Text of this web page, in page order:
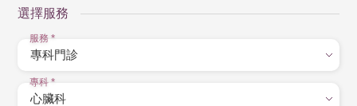
選擇服務
服務*
專科*